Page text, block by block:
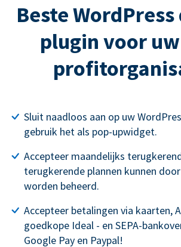
Beste
plugin voor
Sluit naadloos aan op uw
gebruik het als pop-upwidget.
Accepteer maandelijks
terugkerende plannen kunnen
worden beheerd.
Accepteer betalingen via kaarten,
goedkope Ideal - en SEPA-
Google Pay en Paypal!